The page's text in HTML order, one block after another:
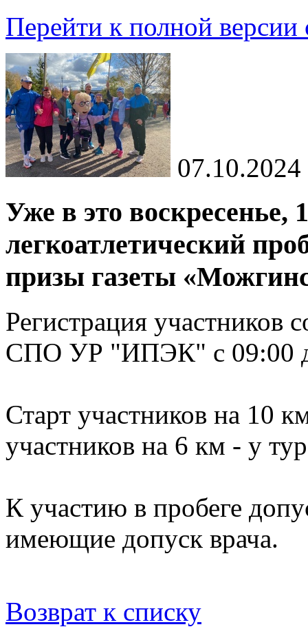
Перейти к полной версии
07.10.2024
Уже в это воскресенье,
легкоатлетический
призы газеты
Регистрация участников
СПО УР "ИПЭК" c 09:00
Старт участников на 10
участников на 6 км - у
К участию в пробеге
имеющие допуск врача.
Возврат к списку